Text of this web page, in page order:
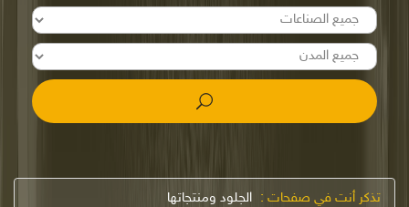
تذكر أنت في صفحات : الجلود ومنتجاتها